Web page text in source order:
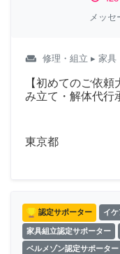
メッセ
weekend 修理・組立 ▸ 家具
【初めてのご依頼
み立て・解体代行
東京都
認定サポーター イ
家具組立認定サポーター
ベルメゾン認定サポーター